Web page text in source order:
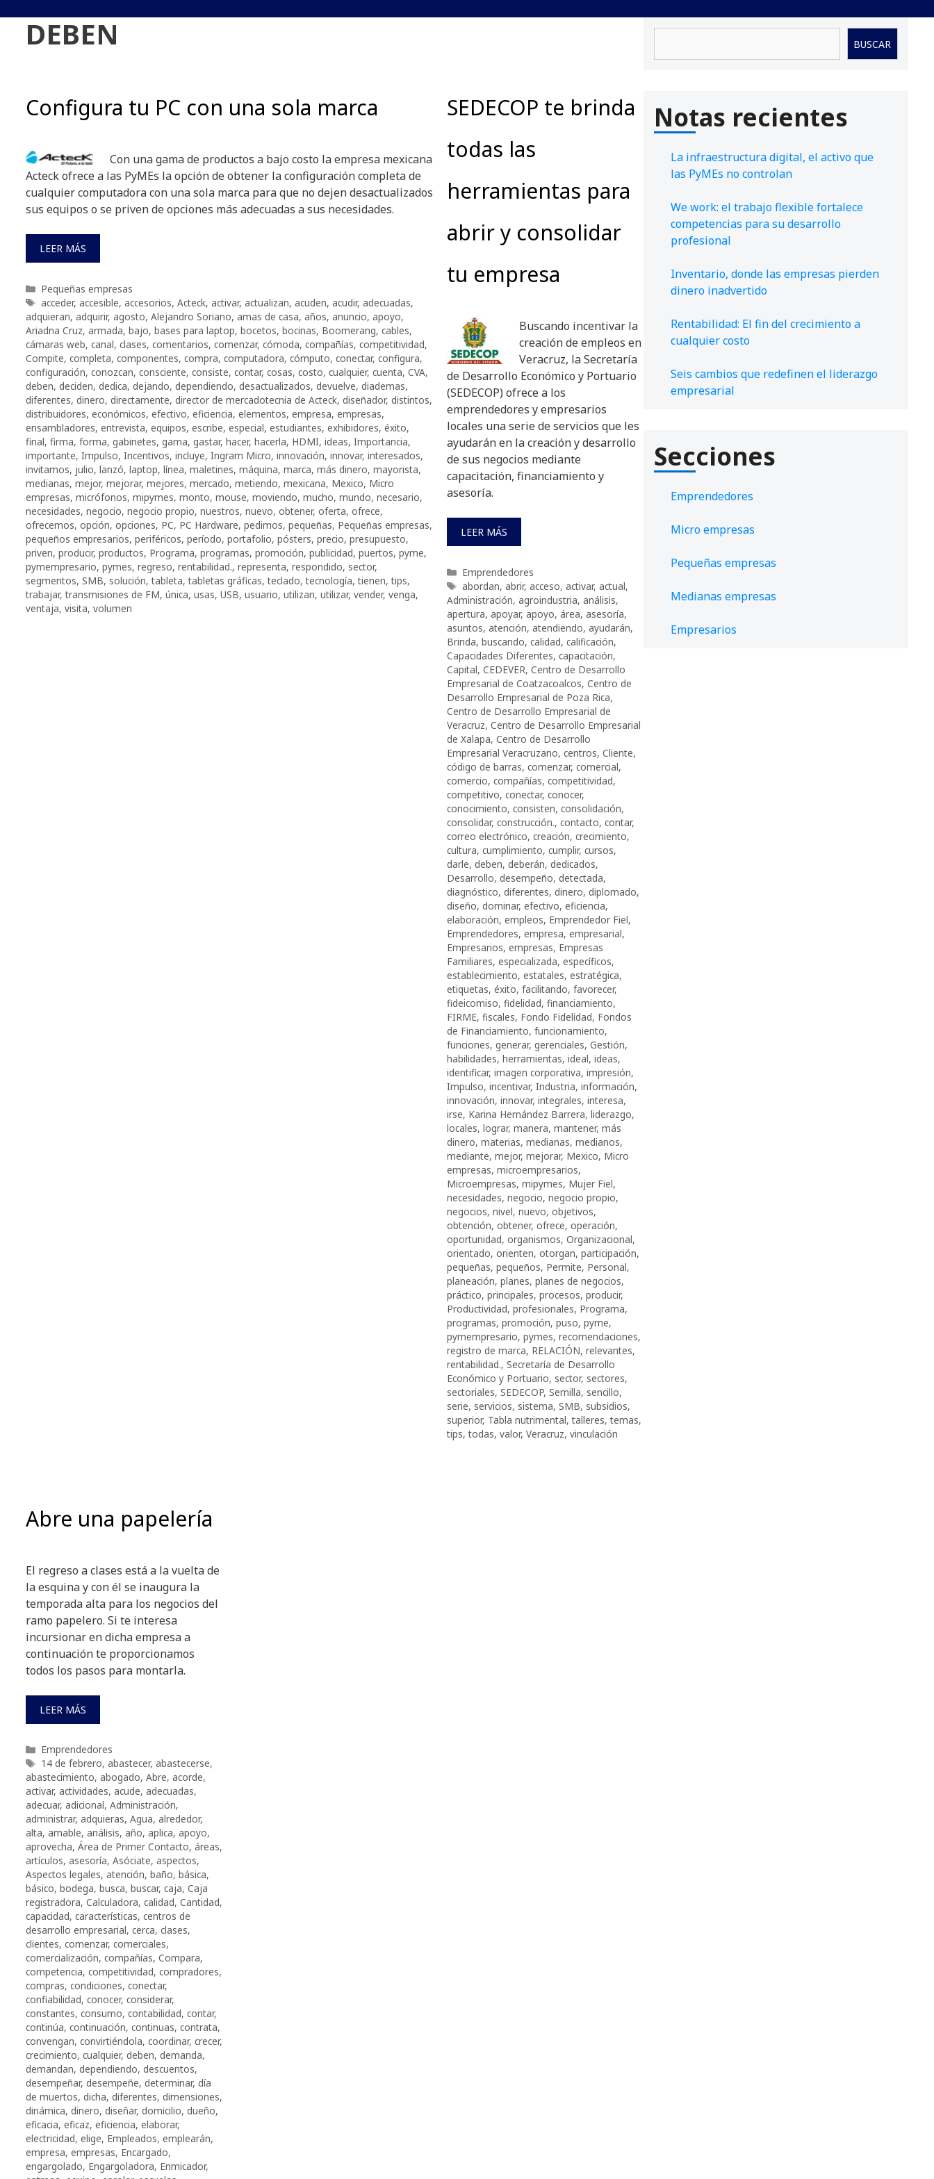
DEBEN
Configura tu PC con una sola marca
Con una gama de productos a bajo costo la empresa mexicana
Acteck ofrece a las PyMEs la opción de obtener la configuración completa de
cualquier computadora con una sola marca para que no dejen desactualizados
sus equipos o se priven de opciones más adecuadas a sus necesidades.
LEER MÁS
Categorías
Pequeñas empresas
Etiquetas
acceder, accesible, accesorios, Acteck, activar, actualizan, acuden, acudir, adecuadas,
adquieran, adquirir, agosto, Alejandro Soriano, amas de casa, años, anuncio, apoyo,
Ariadna Cruz, armada, bajo, bases para laptop, bocetos, bocinas, Boomerang, cables,
cámaras web, canal, clases, comentarios, comenzar, cómoda, compañías, competitividad,
Compite, completa, componentes, compra, computadora, cómputo, conectar, configura,
configuración, conozcan, consciente, consiste, contar, cosas, costo, cualquier, cuenta, CVA,
deben, deciden, dedica, dejando, dependiendo, desactualizados, devuelve, diademas,
diferentes, dinero, directamente, director de mercadotecnia de Acteck, diseñador, distintos,
distribuidores, económicos, efectivo, eficiencia, elementos, empresa, empresas,
ensambladores, entrevista, equipos, escribe, especial, estudiantes, exhibidores, éxito,
final, firma, forma, gabinetes, gama, gastar, hacer, hacerla, HDMI, ideas, Importancia,
importante, Impulso, Incentivos, incluye, Ingram Micro, innovación, innovar, interesados,
invitamos, julio, lanzó, laptop, línea, maletines, máquina, marca, más dinero, mayorista,
medianas, mejor, mejorar, mejores, mercado, metiendo, mexicana, Mexico, Micro
empresas, micrófonos, mipymes, monto, mouse, moviendo, mucho, mundo, necesario,
necesidades, negocio, negocio propio, nuestros, nuevo, obtener, oferta, ofrece,
ofrecemos, opción, opciones, PC, PC Hardware, pedimos, pequeñas, Pequeñas empresas,
pequeños empresarios, periféricos, período, portafolio, pósters, precio, presupuesto,
priven, producir, productos, Programa, programas, promoción, publicidad, puertos, pyme,
pymempresario, pymes, regreso, rentabilidad., representa, respondido, sector,
segmentos, SMB, solución,tableta,tabletas gráficas,teclado,tecnología,tienen,tips,
trabajar,transmisiones de FM, única, usas, USB, usuario, utilizan, utilizar, vender, venga,
ventaja, visita, volumen
SEDECOP te brinda
todas las
herramientas para
abrir y consolidar
tu empresa
Buscando incentivar la
creación de empleos en
Veracruz, la Secretaría
de Desarrollo Económico y Portuario
(SEDECOP) ofrece a los
emprendedores y empresarios
locales una serie de servicios que les
ayudarán en la creación y desarrollo
de sus negocios mediante
capacitación, financiamiento y
asesoría.
LEER MÁS
Categorías
Emprendedores
Etiquetas
abordan, abrir, acceso, activar, actual,
Administración, agroindustria, análisis,
apertura, apoyar, apoyo, área, asesoría,
asuntos, atención, atendiendo, ayudarán,
Brinda, buscando, calidad, calificación,
Capacidades Diferentes, capacitación,
Capital, CEDEVER, Centro de Desarrollo
Empresarial de Coatzacoalcos, Centro de
Desarrollo Empresarial de Poza Rica,
Centro de Desarrollo Empresarial de
Veracruz, Centro de Desarrollo Empresarial
de Xalapa, Centro de Desarrollo
Empresarial Veracruzano, centros, Cliente,
código de barras, comenzar, comercial,
comercio, compañías, competitividad,
competitivo, conectar, conocer,
conocimiento, consisten, consolidación,
consolidar, construcción., contacto, contar,
correo electrónico, creación, crecimiento,
cultura, cumplimiento, cumplir, cursos,
darle, deben, deberán, dedicados,
Desarrollo, desempeño, detectada,
diagnóstico, diferentes, dinero, diplomado,
diseño, dominar, efectivo, eficiencia,
elaboración, empleos, Emprendedor Fiel,
Emprendedores, empresa, empresarial,
Empresarios, empresas, Empresas
Familiares, especializada, específicos,
establecimiento, estatales, estratégica,
etiquetas, éxito, facilitando, favorecer,
fideicomiso, fidelidad, financiamiento,
FIRME, fiscales, Fondo Fidelidad, Fondos
de Financiamiento, funcionamiento,
funciones, generar, gerenciales, Gestión,
habilidades, herramientas, ideal, ideas,
identificar, imagen corporativa, impresión,
Impulso, incentivar, Industria, información,
innovación, innovar, integrales, interesa,
irse, Karina Hernández Barrera, liderazgo,
locales, lograr, manera, mantener, más
dinero, materias, medianas, medianos,
mediante, mejor, mejorar, Mexico, Micro
empresas, microempresarios,
Microempresas, mipymes, Mujer Fiel,
necesidades, negocio, negocio propio,
negocios, nivel, nuevo, objetivos,
obtención, obtener, ofrece, operación,
oportunidad, organismos, Organizacional,
orientado, orienten, otorgan, participación,
pequeñas, pequeños, Permite, Personal,
planeación, planes, planes de negocios,
práctico, principales, procesos, producir,
Productividad, profesionales, Programa,
programas, promoción, puso, pyme,
pymempresario, pymes, recomendaciones,
registro de marca, RELACIÓN, relevantes,
rentabilidad., Secretaría de Desarrollo
Económico y Portuario, sector, sectores,
sectoriales, SEDECOP, Semilla, sencillo,
serie, servicios, sistema, SMB, subsidios,
superior, Tabla nutrimental,talleres,temas,
tips,todas, valor, Veracruz, vinculación
Abre una papelería
El regreso a clases está a la vuelta de
la esquina y con él se inaugura la
temporada alta para los negocios del
ramo papelero. Si te interesa
incursionar en dicha empresa a
continuación te proporcionamos
todos los pasos para montarla.
LEER MÁS
Categorías
Emprendedores
Etiquetas
14 de febrero, abastecer, abastecerse,
abastecimiento, abogado, Abre, acorde,
activar, actividades, acude, adecuadas,
adecuar, adicional, Administración,
administrar, adquieras, Agua, alrededor,
alta, amable, análisis, año, aplica, apoyo,
aprovecha, Área de Primer Contacto, áreas,
artículos, asesoría, Asóciate, aspectos,
Aspectos legales, atención, baño, básica,
básico, bodega, busca, buscar, caja, Caja
registradora, Calculadora, calidad, Cantidad,
capacidad, características, centros de
desarrollo empresarial, cerca, clases,
clientes, comenzar, comerciales,
comercialización, compañías, Compara,
competencia, competitividad, compradores,
compras, condiciones, conectar,
confiabilidad, conocer, considerar,
constantes, consumo, contabilidad, contar,
continúa, continuación, continuas, contrata,
convengan, convirtiéndola, coordinar, crecer,
crecimiento, cualquier, deben, demanda,
demandan, dependiendo, descuentos,
desempeñar, desempeñe, determinar, día
de muertos, dicha, diferentes, dimensiones,
dinámica, dinero, diseñar, domicilio, dueño,
eficacia, eficaz, eficiencia, elaborar,
electricidad, elige, Empleados, emplearán,
empresa, empresas, Encargado,
engargolado, Engargoladora, Enmicador,
BUSCAR
Notas recientes
La infraestructura digital, el activo que
las PyMEs no controlan
We work: el trabajo flexible fortalece
competencias para su desarrollo
profesional
Inventario, donde las empresas pierden
dinero inadvertido
Rentabilidad: El fin del crecimiento a
cualquier costo
Seis cambios que redefinen el liderazgo
empresarial
Secciones
Emprendedores
Micro empresas
Pequeñas empresas
Medianas empresas
Empresarios